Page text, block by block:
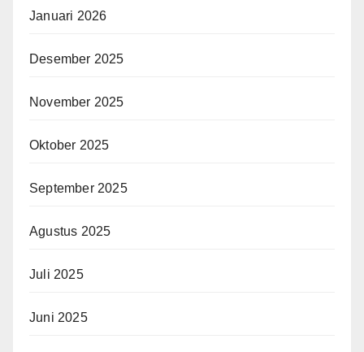
Januari 2026
Desember 2025
November 2025
Oktober 2025
September 2025
Agustus 2025
Juli 2025
Juni 2025